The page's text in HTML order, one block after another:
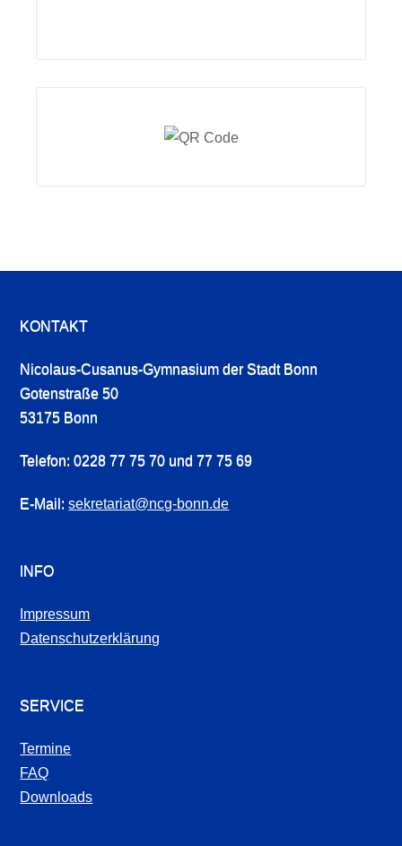
KONTAKT
Nicolaus-Cusanus-Gymnasium der Stadt Bonn
Gotenstraße 50
53175 Bonn
Telefon: 0228 77 75 70 und 77 75 69
E-Mail:sekretariat@ncg-bonn.de
INFO
Impressum
Datenschutzerklärung
SERVICE
Termine
FAQ
Downloads